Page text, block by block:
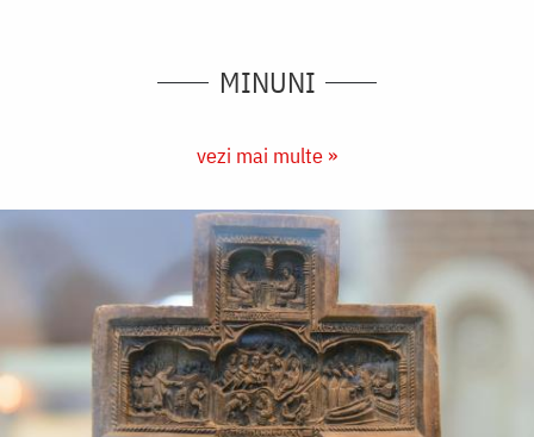
MINUNI
vezi mai multe »